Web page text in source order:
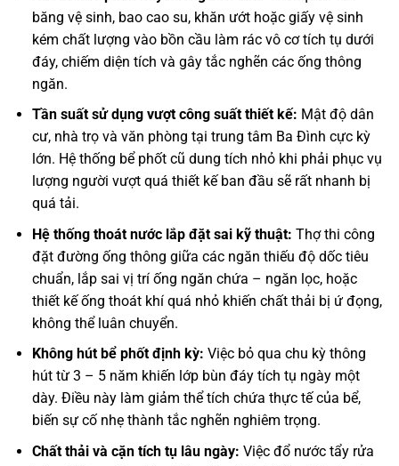
băng vệ sinh, bao cao su, khăn ướt hoặc giấy vệ sinh
kém chất lượng vào bồn cầu làm rác vô cơ tích tụ dưới
đáy, chiếm diện tích và gây tắc nghẽn các ống thông
ngăn.
Tần suất sử dụng vượt công suất thiết kế: Mật độ dân
cư, nhà trọ và văn phòng tại trung tâm Ba Đình cực kỳ
lớn. Hệ thống bể phốt cũ dung tích nhỏ khi phải phục vụ
lượng người vượt quá thiết kế ban đầu sẽ rất nhanh bị
quá tải.
Hệ thống thoát nước lắp đặt sai kỹ thuật: Thợ thi công
đặt đường ống thông giữa các ngăn thiếu độ dốc tiêu
chuẩn, lắp sai vị trí ống ngăn chứa – ngăn lọc, hoặc
thiết kế ống thoát khí quá nhỏ khiến chất thải bị ứ đọng,
không thể luân chuyển.
Không hút bể phốt định kỳ: Việc bỏ qua chu kỳ thông
hút từ 3 – 5 năm khiến lớp bùn đáy tích tụ ngày một
dày. Điều này làm giảm thể tích chứa thực tế của bể,
biến sự cố nhẹ thành tắc nghẽn nghiêm trọng.
Chất thải và cặn tích tụ lâu ngày: Việc đổ nước tẩy rửa